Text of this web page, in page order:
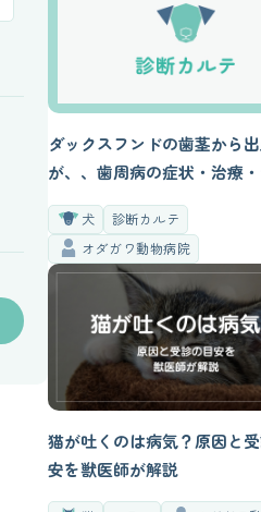
ダックスフンドの歯茎から
が、、歯周病の症状・治療
アについて【診断カルテ】
犬
診断カルテ
オダガワ動物病院
猫が吐くのは病気？原因と
安を獣医師が解説